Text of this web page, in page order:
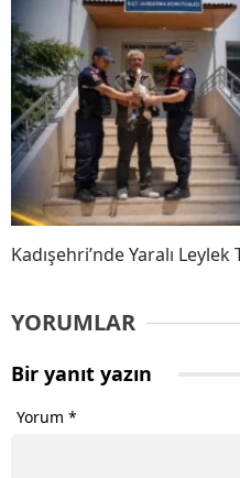
Kadışehri’nde Yaralı Leylek
YORUMLAR
Bir yanıt yazın
Yorum *